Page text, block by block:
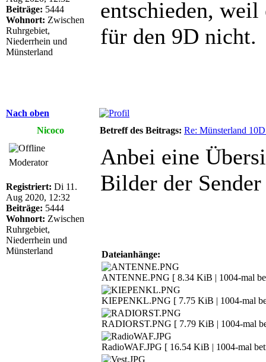
Beiträge: 5444
Wohnort: Zwischen
Ruhrgebiet,
Niederrhein und
Münsterland
entschieden,
für den 9D nicht.
Nach oben
Nicoco
Betreff des Beitrags: Re: Münsterland
Moderator
Registriert: Di 11.
Aug 2020, 12:32
Beiträge: 5444
Wohnort: Zwischen
Ruhrgebiet,
Niederrhein und
Münsterland
Anbei eine
Bilder der
Dateianhänge:
ANTENNE.PNG [ 8.34 KiB | 1004-mal
KIEPENKL.PNG [ 7.75 KiB | 1004-mal
RADIORST.PNG [ 7.79 KiB | 1004-mal
RadioWAF.JPG [ 16.54 KiB | 1004-mal